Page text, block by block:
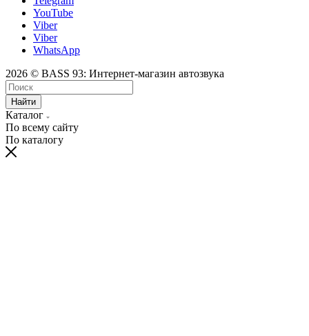
YouTube
Viber
Viber
WhatsApp
2026 © BASS 93: Интернет-магазин автозвука
Найти
Каталог
По всему сайту
По каталогу